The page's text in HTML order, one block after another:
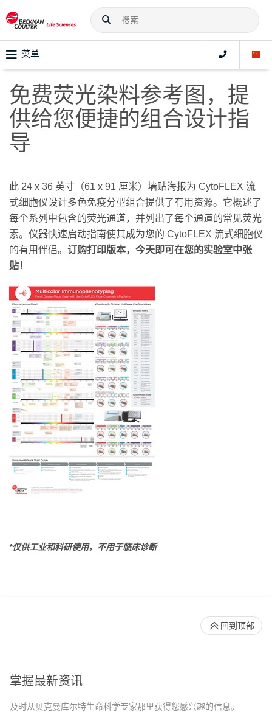
菜单
免费荧光染料参考图，提
供给您便捷的组合设计指
导
此 24 x 36 英寸（61 x 91 厘米）墙贴海报为 CytoFLEX 流
式细胞仪设计多色免疫分型组合提供了有用资源。它概述了
每个系列中包含的荧光通道，并列出了每个通道的常见荧光
素。仪器快速启动指南使其成为您的 CytoFLEX 流式细胞仪
的有用伴侣。 订购打印版本，今天即可在您的实验室中张
贴！
*仅供工业和科研使用，不用于临床诊断
掌握最新资讯
及时从贝克曼库尔特生命科学专家那里获得您感兴趣的信息。
回到顶部